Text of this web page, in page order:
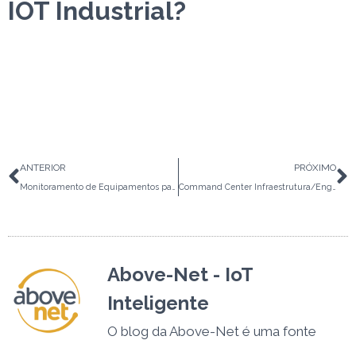
IOT Industrial?
Anterior
ANTERIOR PRÓXIMO
Above-Net - IoT
Inteligente
O blog da Above-Net é uma fonte